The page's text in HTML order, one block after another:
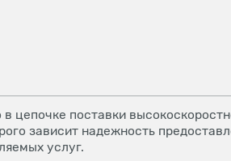
цепочке поставки
зависит надежность
услуг.